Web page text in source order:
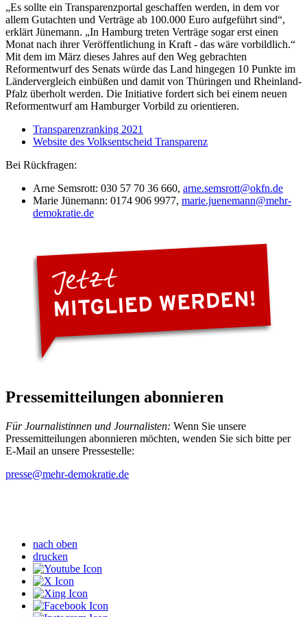
„Es sollte ein Transparenzportal geschaffen werden, in dem vor
allem Gutachten und Verträge ab 100.000 Euro aufgeführt sind“,
erklärt Jünemann. „In Hamburg treten Verträge sogar erst einen
Monat nach ihrer Veröffentlichung in Kraft - das wäre vorbildlich.“
Mit dem im März dieses Jahres auf den Weg gebrachten
Reformentwurf des Senats würde das Land hingegen 10 Punkte im
Ländervergleich einbüßen und damit von Thüringen und Rheinland-
Pfalz überholt werden. Die Initiative fordert sich bei einem neuen
Reformentwurf am Hamburger Vorbild zu orientieren.
Transparenzranking 2021
Website des Volksentscheid Transparenz
Bei Rückfragen:
Arne Semsrott: 030 57 70 36 660, arne.semsrott@okfn.de
Marie Jünemann: 0174 906 9977, marie.juenemann@mehr-
demokratie.de
Pressemitteilungen abonnieren
Für Journalistinnen und Journalisten: Wenn Sie unsere
Pressemitteilungen abonnieren möchten, wenden Sie sich bitte per
E-Mail an unsere Pressestelle:
presse@mehr-demokratie.de
nach oben
drucken